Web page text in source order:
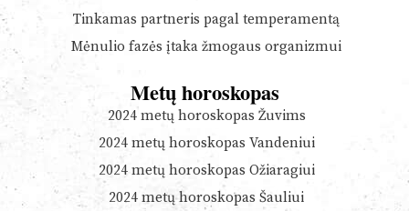
Tinkamas partneris pagal temperamentą
Mėnulio fazės įtaka žmogaus organizmui
Metų horoskopas
2024 metų horoskopas Žuvims
2024 metų horoskopas Vandeniui
2024 metų horoskopas Ožiaragiui
2024 metų horoskopas Šauliui